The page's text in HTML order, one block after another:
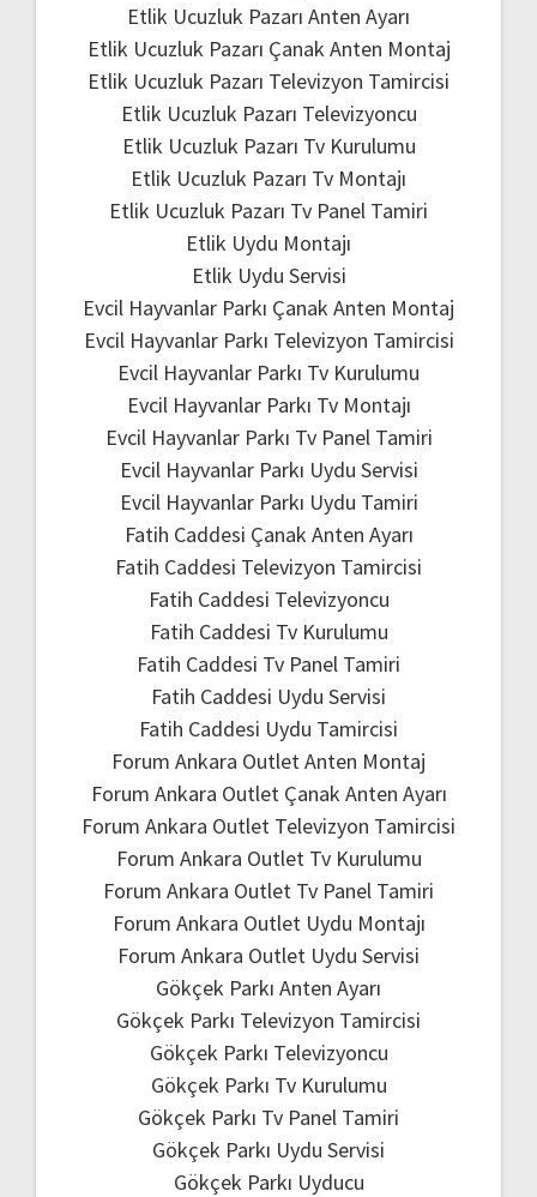
Etlik Ucuzluk Pazarı Anten Ayarı
Etlik Ucuzluk Pazarı Çanak Anten Montaj
Etlik Ucuzluk Pazarı Televizyon Tamircisi
Etlik Ucuzluk Pazarı Televizyoncu
Etlik Ucuzluk Pazarı Tv Kurulumu
Etlik Ucuzluk Pazarı Tv Montajı
Etlik Ucuzluk Pazarı Tv Panel Tamiri
Etlik Uydu Montajı
Etlik Uydu Servisi
Evcil Hayvanlar Parkı Çanak Anten Montaj
Evcil Hayvanlar Parkı Televizyon Tamircisi
Evcil Hayvanlar Parkı Tv Kurulumu
Evcil Hayvanlar Parkı Tv Montajı
Evcil Hayvanlar Parkı Tv Panel Tamiri
Evcil Hayvanlar Parkı Uydu Servisi
Evcil Hayvanlar Parkı Uydu Tamiri
Fatih Caddesi Çanak Anten Ayarı
Fatih Caddesi Televizyon Tamircisi
Fatih Caddesi Televizyoncu
Fatih Caddesi Tv Kurulumu
Fatih Caddesi Tv Panel Tamiri
Fatih Caddesi Uydu Servisi
Fatih Caddesi Uydu Tamircisi
Forum Ankara Outlet Anten Montaj
Forum Ankara Outlet Çanak Anten Ayarı
Forum Ankara Outlet Televizyon Tamircisi
Forum Ankara Outlet Tv Kurulumu
Forum Ankara Outlet Tv Panel Tamiri
Forum Ankara Outlet Uydu Montajı
Forum Ankara Outlet Uydu Servisi
Gökçek Parkı Anten Ayarı
Gökçek Parkı Televizyon Tamircisi
Gökçek Parkı Televizyoncu
Gökçek Parkı Tv Kurulumu
Gökçek Parkı Tv Panel Tamiri
Gökçek Parkı Uydu Servisi
Gökçek Parkı Uyducu